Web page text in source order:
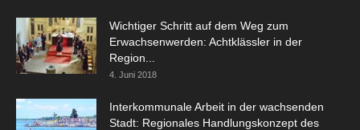
Wichtiger Schritt auf dem Weg zum
Erwachsenwerden: Achtklässler in der
Region...
4. Juni 2018
Interkommunale Arbeit in der wachsenden
Stadt: Regionales Handlungskonzept des